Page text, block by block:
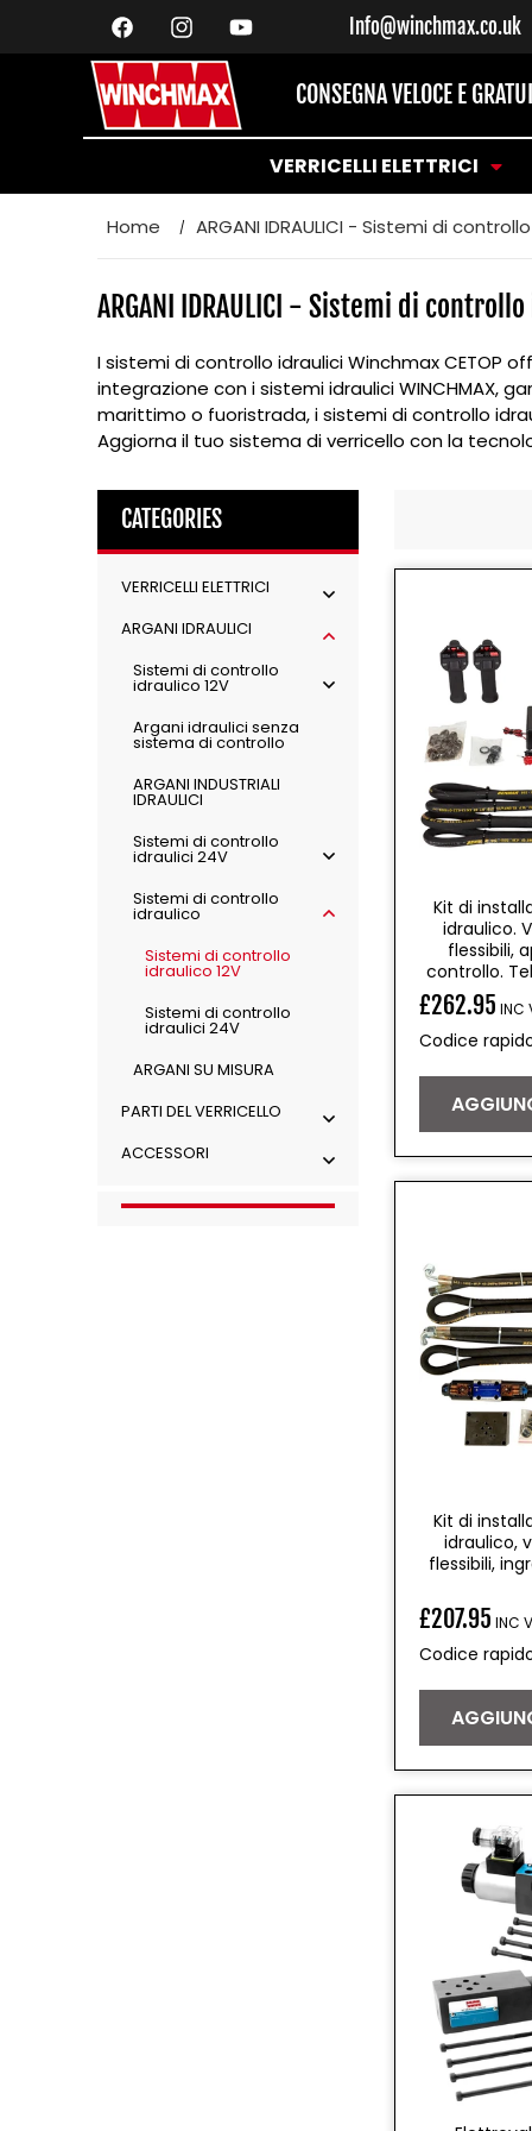
DIRETTAMENTE
AI CONTENUTIFacebookInstagramYouTube
Info@winchmax.co.uk
VERRICELLI ELETTRICI
CONSEGNA VELOCE E
Home ARGANI IDRAULICI - Sistemi di
C
l
l
e
z
o
ARGANI IDRAULICI - Sistemi di
I sistemi di controllo idraulici Winchmax
integrazione con i sistemi idraulici WINCHMAX,
marittimo o fuoristrada, i sistemi di controllo
Aggiorna il tuo sistema di verricello con la
CATEGORIES
VERRICELLI ELETTRICI
ARGANI IDRAULICI
Sistemi di controllo
idraulico 12V
Argani idraulici senza
sistema di controllo
ARGANI INDUSTRIALI
IDRAULICI
Sistemi di controllo
idraulici 24V
Sistemi di controllo
idraulico
Sistemi di controllo
idraulico 12V
Sistemi di controllo
idraulici 24V
ARGANI SU MISURA
PARTI DEL VERRICELLO
ACCESSORI
Kit di
idraulico.
flessibili,
controllo.
Prezzo
di
£262.95 INC
Codice
Kit di
idraulico,
flessibili,
Prezzo
di
£207.95 INC
Codice